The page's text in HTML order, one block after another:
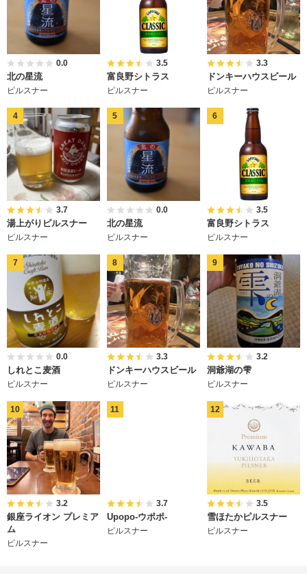
0.0
北の星流
ピルスナー
3.5
富良野シトラス
ピルスナー
3.3
ドンキーハウスビール
ピルスナー
3.7
湯上がりピルスナー
ピルスナー
0.0
北の星流
ピルスナー
3.5
富良野シトラス
ピルスナー
0.0
しれとこ麦酒
ピルスナー
3.3
ドンキーハウスビール
ピルスナー
3.2
洞爺湖の雫
ピルスナー
3.2
銀座ライオン プレミア
ム
ピルスナー
3.7
Upopo-ウポポ-
ピルスナー
3.5
雪ほたかピルスナー
ピルスナー